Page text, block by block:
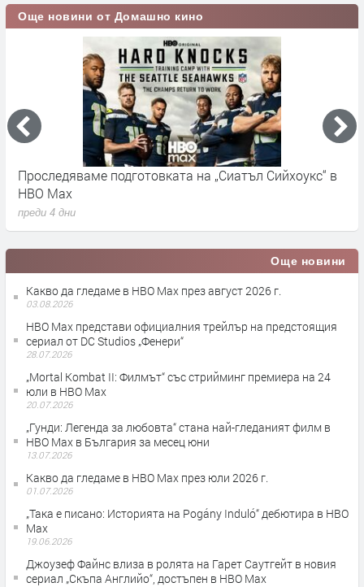
Още новини от Домашно кино
Проследяваме подготовката на „Сиатъл Сийхоукс“ в
HBO Max
преди 4 дни
Още новини
Какво да гледаме в HBO Max през август 2026 г.
03.08.2026
HBO Max представи официалния трейлър на предстоящия
сериал от DC Studios „Фенери“
28.07.2026
„Mortal Kombat II: Филмът“ със стрийминг премиера на 24
юли в HBO Max
20.07.2026
„Гунди: Легенда за любовта“ стана най-гледаният филм в
HBO Max в България за месец юни
13.07.2026
Какво да гледаме в HBO Max през юли 2026 г.
01.07.2026
„Така е писано: Историята на Pogány Induló“ дебютира в HBO
Max
19.06.2026
Джоузеф Файнс влиза в ролята на Гарет Саутгейт в новия
сериал „Скъпа Английо“, достъпен в HBO Max